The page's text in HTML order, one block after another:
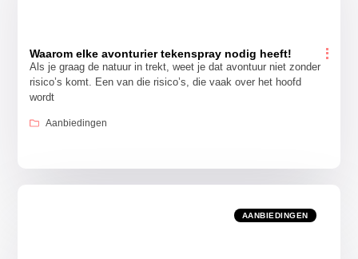
Waarom elke avonturier tekenspray nodig heeft!
Als je graag de natuur in trekt, weet je dat avontuur niet zonder
risico’s komt. Een van die risico’s, die vaak over het hoofd
wordt
Aanbiedingen
AANBIEDINGEN